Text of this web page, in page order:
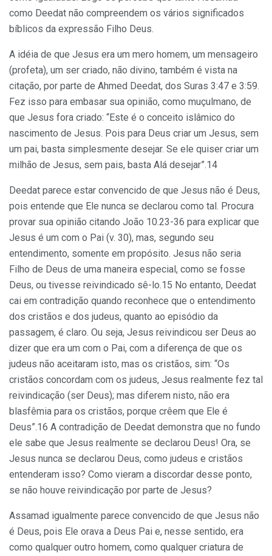
como Deedat não compreendem os vários significados
bíblicos da expressão Filho Deus.
A idéia de que Jesus era um mero homem, um mensageiro
(profeta), um ser criado, não divino, também é vista na
citação, por parte de Ahmed Deedat, dos Suras 3:47 e 3:59.
Fez isso para embasar sua opinião, como muçulmano, de
que Jesus fora criado: “Este é o conceito islâmico do
nascimento de Jesus. Pois para Deus criar um Jesus, sem
um pai, basta simplesmente desejar. Se ele quiser criar um
milhão de Jesus, sem pais, basta Alá desejar”.14
Deedat parece estar convencido de que Jesus não é Deus,
pois entende que Ele nunca se declarou como tal. Procura
provar sua opinião citando João 10.23-36 para explicar que
Jesus é um com o Pai (v. 30), mas, segundo seu
entendimento, somente em propósito. Jesus não seria
Filho de Deus de uma maneira especial, como se fosse
Deus, ou tivesse reivindicado sê-lo.15 No entanto, Deedat
cai em contradição quando reconhece que o entendimento
dos cristãos e dos judeus, quanto ao episódio da
passagem, é claro. Ou seja, Jesus reivindicou ser Deus ao
dizer que era um com o Pai, com a diferença de que os
judeus não aceitaram isto, mas os cristãos, sim: “Os
cristãos concordam com os judeus, Jesus realmente fez tal
reivindicação (ser Deus); mas diferem nisto, não era
blasfêmia para os cristãos, porque crêem que Ele é
Deus”.16 A contradição de Deedat demonstra que no fundo
ele sabe que Jesus realmente se declarou Deus! Ora, se
Jesus nunca se declarou Deus, como judeus e cristãos
entenderam isso? Como vieram a discordar desse ponto,
se não houve reivindicação por parte de Jesus?
Assamad igualmente parece convencido de que Jesus não
é Deus, pois Ele orava a Deus Pai e, nesse sentido, era
como qualquer outro homem, como qualquer criatura de